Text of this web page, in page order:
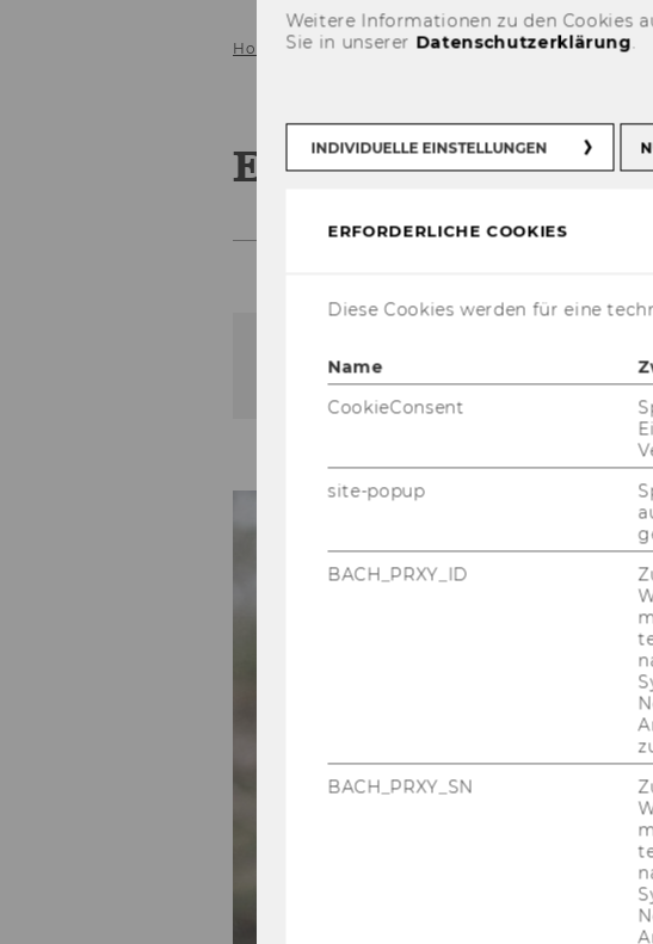
Home Team Elisa Wiedemann
Elisa Wiedemann
Der Inhalt dieser Seite ist aktuell
Weitere Informationen zu den Cookies
Sie in unserer Datenschutzerklärung.
INDIVIDUELLE EINSTELLUNGEN
ERFORDERLICHE COOKIES
Diese Cookies werden für eine
Name
CookieConsent
site-popup
BACH_PRXY_ID
BACH_PRXY_SN